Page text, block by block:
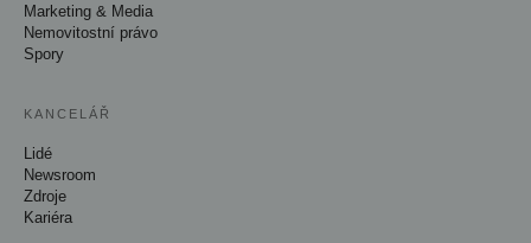
Marketing & Media
Nemovitostní právo
Spory
KANCELÁŘ
Lidé
Newsroom
Zdroje
Kariéra